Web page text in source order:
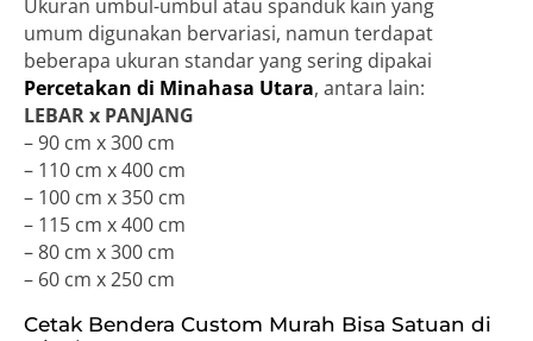
Ukuran umbul-umbul atau spanduk kain yang
umum digunakan bervariasi, namun terdapat
beberapa ukuran standar yang sering dipakai
Percetakan di Minahasa Utara, antara lain:
LEBAR x PANJANG
– 90 cm x 300 cm
– 110 cm x 400 cm
– 100 cm x 350 cm
– 115 cm x 400 cm
– 80 cm x 300 cm
– 60 cm x 250 cm
Cetak Bendera Custom Murah Bisa Satuan di